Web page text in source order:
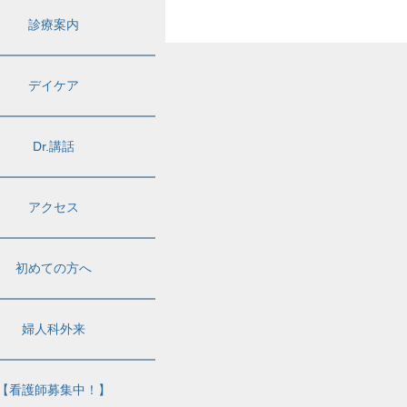
診療案内
デイケア
Dr.講話
アクセス
初めての方へ
婦人科外来
看護師募集中！】